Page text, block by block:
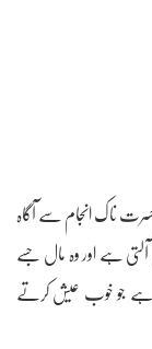
ناک انجام سے آگاہ
ہے اور وہ مال جسے
ہے جو خوب عیش کرتے